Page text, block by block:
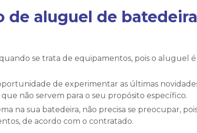
de aluguel de batedeira
não servem para o seu propósito específico.
de acordo com o contratado.